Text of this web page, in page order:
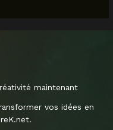
maintenant
vos idées en